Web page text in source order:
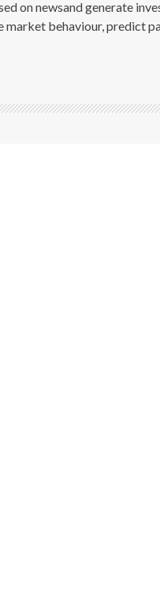
on newsand generate
market behaviour, predict